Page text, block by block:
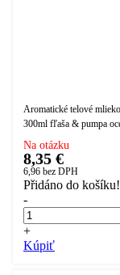
Aromatické telové
300ml fľaša & pumpa
Na otázku
8,35 €
6,96 bez DPH
Přidáno do košíku!
-
+
Kúpiť